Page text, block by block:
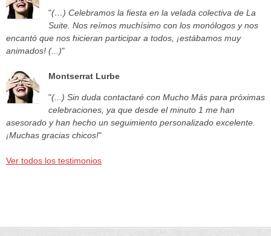
"(…) Celebramos la fiesta en la velada colectiva de La
Suite. Nos reímos muchísimo con los monólogos y nos
encantó que nos hicieran participar a todos, ¡estábamos muy
animados! (...)"
Montserrat Lurbe
"(...) Sin duda contactaré con Mucho Más para próximas
celebraciones, ya que desde el minuto 1 me han
asesorado y han hecho un seguimiento personalizado excelente.
¡Muchas gracias chicos!"
Ver todos los testimonios